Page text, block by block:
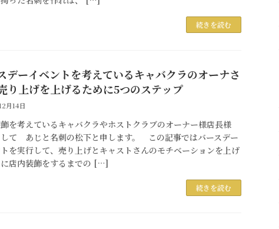
続きを読む
デーイベントを考えているキャバクラのオーナさ
り上げを上げるために5つのステップ
月14日
を考えているキャバクラやホストクラブのオーナー様店長様
て あじと名刺の松下と申します。 この記事ではバースデー
を実行して、売り上げとキャストさんのモチベーションを上げ
に店内装飾をするまでの […]
続きを読む